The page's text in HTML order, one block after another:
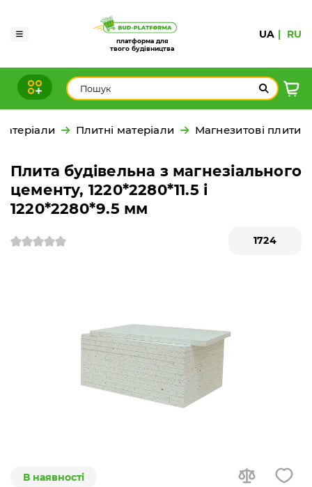
платформа для
твого будівництва
UA RU
Плитні матеріали Магнезитові плити
Плита будівельна з магнезіального
цементу, 1220*2280*11.5 і
1220*2280*9.5 мм
1724
В наявності